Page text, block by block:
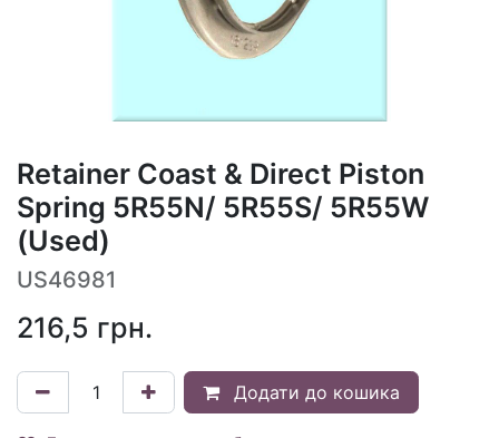
Retainer Coast & Direct Piston
Spring 5R55N/ 5R55S/ 5R55W
(Used)
US46981
216,5 грн.
Додати до кошика